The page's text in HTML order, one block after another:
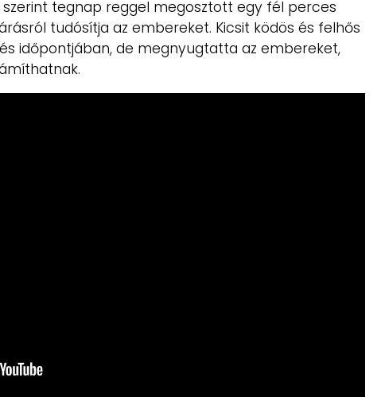
szerint tegnap reggel megosztott egy fél perces
tudósítja az embereket. Kicsit ködös és felhős
időpontjában, de megnyugtatta az embereket,